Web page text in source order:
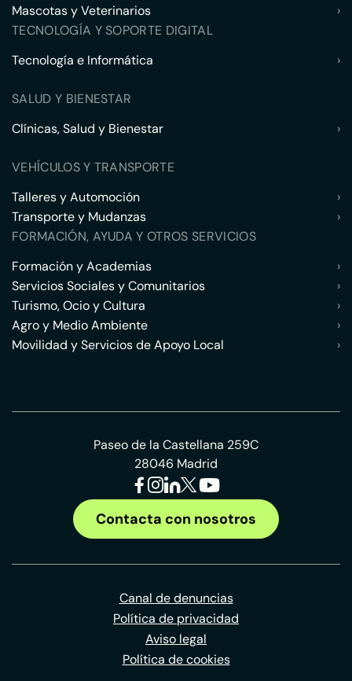
Mascotas y Veterinarios
›
TECNOLOGÍA Y SOPORTE DIGITAL
Tecnología e Informática
›
SALUD Y BIENESTAR
Clínicas, Salud y Bienestar
›
VEHÍCULOS Y TRANSPORTE
Talleres y Automoción
›
Transporte y Mudanzas
›
FORMACIÓN, AYUDA Y OTROS SERVICIOS
Formación y Academias
›
Servicios Sociales y Comunitarios
›
Turismo, Ocio y Cultura
›
Agro y Medio Ambiente
›
Movilidad y Servicios de Apoyo Local
›
Paseo de la Castellana 259C
28046 Madrid
Contacta con nosotros
Canal de denuncias
Política de privacidad
Aviso legal
Política de cookies